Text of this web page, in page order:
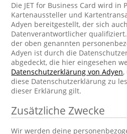
Die JET for Business Card wird in
Kartenaussteller und
Adyen bereitgestellt, der sich
Datenverantwortlicher
der oben genannten
Adyen ist durch die
abgedeckt, die hier eingesehen
Datenschutzerklärung von Adyen,
diese Datenschutzerklärung zu
dieser Erklärung gilt.
Zusätzliche Zwecke
Wir werden deine